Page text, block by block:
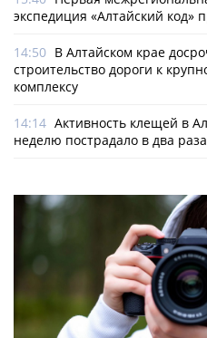
экспедиция «Алтайский код»
14:50 В Алтайском крае
строительство дороги к
комплексу
14:14 Активность клещей в
неделю пострадало в два